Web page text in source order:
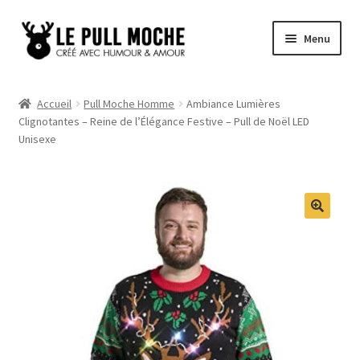
Aller
Aller
au
Menu
Pull Noël Femme
Accueil Pull Moche Homme
Ambiance Lumières
Clignotantes – Reine de l’Élégance Festive – Pull de Noël LED
Unisexe